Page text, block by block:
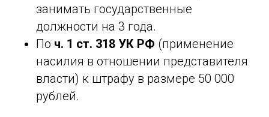
занимать государственные
должности на 3 года.
По ч. 1 ст. 318 УК РФ (применение
насилия в отношении представителя
власти) к штрафу в размере 50 000
рублей.